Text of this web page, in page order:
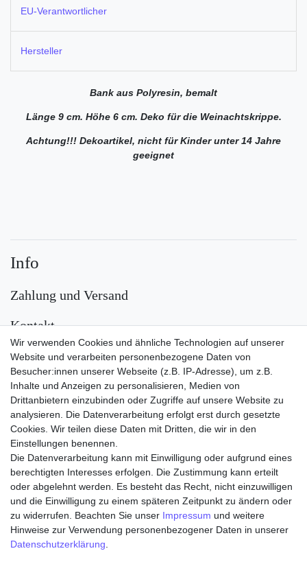
EU-Verantwortlicher
Hersteller
Bank aus Polyresin, bemalt
Länge 9 cm. Höhe 6 cm. Deko für die Weinachtskrippe.
Achtung!!! Dekoartikel, nicht für Kinder unter 14 Jahre
geeignet
Wir verwenden Cookies und ähnliche Technologien auf unserer
Website und verarbeiten personenbezogene Daten von
Besucher:innen unserer Webseite (z.B. IP-Adresse), um z.B.
Inhalte und Anzeigen zu personalisieren, Medien von
Drittanbietern einzubinden oder Zugriffe auf unsere Website zu
analysieren. Die Datenverarbeitung erfolgt erst durch gesetzte
Cookies. Wir teilen diese Daten mit Dritten, die wir in den
Einstellungen benennen.
Die Datenverarbeitung kann mit Einwilligung oder aufgrund eines
berechtigten Interesses erfolgen. Die Zustimmung kann erteilt
oder abgelehnt werden. Es besteht das Recht, nicht einzuwilligen
und die Einwilligung zu einem späteren Zeitpunkt zu ändern oder
zu widerrufen. Beachten Sie unser Impressum und weitere
Hinweise zur Verwendung personenbezogener Daten in unserer
Daten­schutz­erklärung
Info
Zahlung und Versand
Kontakt
Versand
Zahlungsarten